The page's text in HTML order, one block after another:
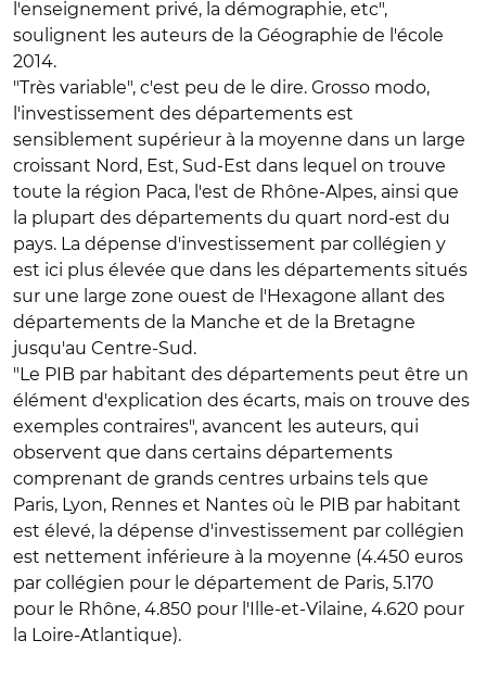
l'enseignement privé, la démographie, etc",
soulignent les auteurs de la Géographie de l'école
2014.
"Très variable", c'est peu de le dire. Grosso modo,
l'investissement des départements est
sensiblement supérieur à la moyenne dans un large
croissant Nord, Est, Sud-Est dans lequel on trouve
toute la région Paca, l'est de Rhône-Alpes, ainsi que
la plupart des départements du quart nord-est du
pays. La dépense d'investissement par collégien y
est ici plus élevée que dans les départements situés
sur une large zone ouest de l'Hexagone allant des
départements de la Manche et de la Bretagne
jusqu'au Centre-Sud.
"Le PIB par habitant des départements peut être un
élément d'explication des écarts, mais on trouve des
exemples contraires", avancent les auteurs, qui
observent que dans certains départements
comprenant de grands centres urbains tels que
Paris, Lyon, Rennes et Nantes où le PIB par habitant
est élevé, la dépense d'investissement par collégien
est nettement inférieure à la moyenne (4.450 euros
par collégien pour le département de Paris, 5.170
pour le Rhône, 4.850 pour l'Ille-et-Vilaine, 4.620 pour
la Loire-Atlantique).